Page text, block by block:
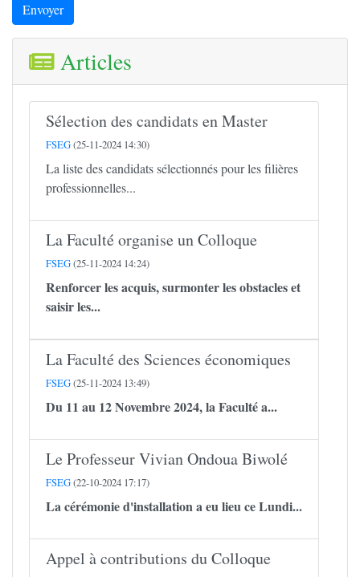
Envoyer
Articles
Sélection des candidats en Master
FSEG(25-11-2024 14:30)
La liste des candidats sélectionnés pour les filières
professionnelles...
La Faculté organise un Colloque
FSEG(25-11-2024 14:24)
Renforcer les acquis, surmonter les obstacles et
saisir les...
La Faculté des Sciences économiques
FSEG(25-11-2024 13:49)
Du 11 au 12 Novembre 2024, la Faculté a...
Le Professeur Vivian Ondoua Biwolé
FSEG(22-10-2024 17:17)
La cérémonie d'installation a eu lieu ce Lundi...
Appel à contributions du Colloque